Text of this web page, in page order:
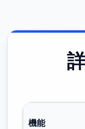
機能